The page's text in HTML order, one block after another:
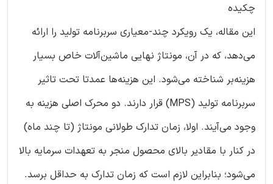
چکیده
این مقاله، یک رویکرد چند-معیاری سربرنامه تولید را ارائه
می‌دهد، که در آن، مونتاژ نهایی ماشین‌آلات خاص بسیار
هزینه‌بر شناخته می‌شود. این هزینه‌ها عمدتا تحت تاثیر
سربرنامه تولید (MPS) قرار دارند. دو محرک اصلی هزینه به
وجود می‌آیند. اولا، زمان تدارک طولانی مونتاژ (تا چند ماه)
در کنار با مقادیر بالای محصول منجر به تعهدات سرمایه بالا
می‌شود؛ بنابراین لازم است که زمان تدارک به حداقل برسد.